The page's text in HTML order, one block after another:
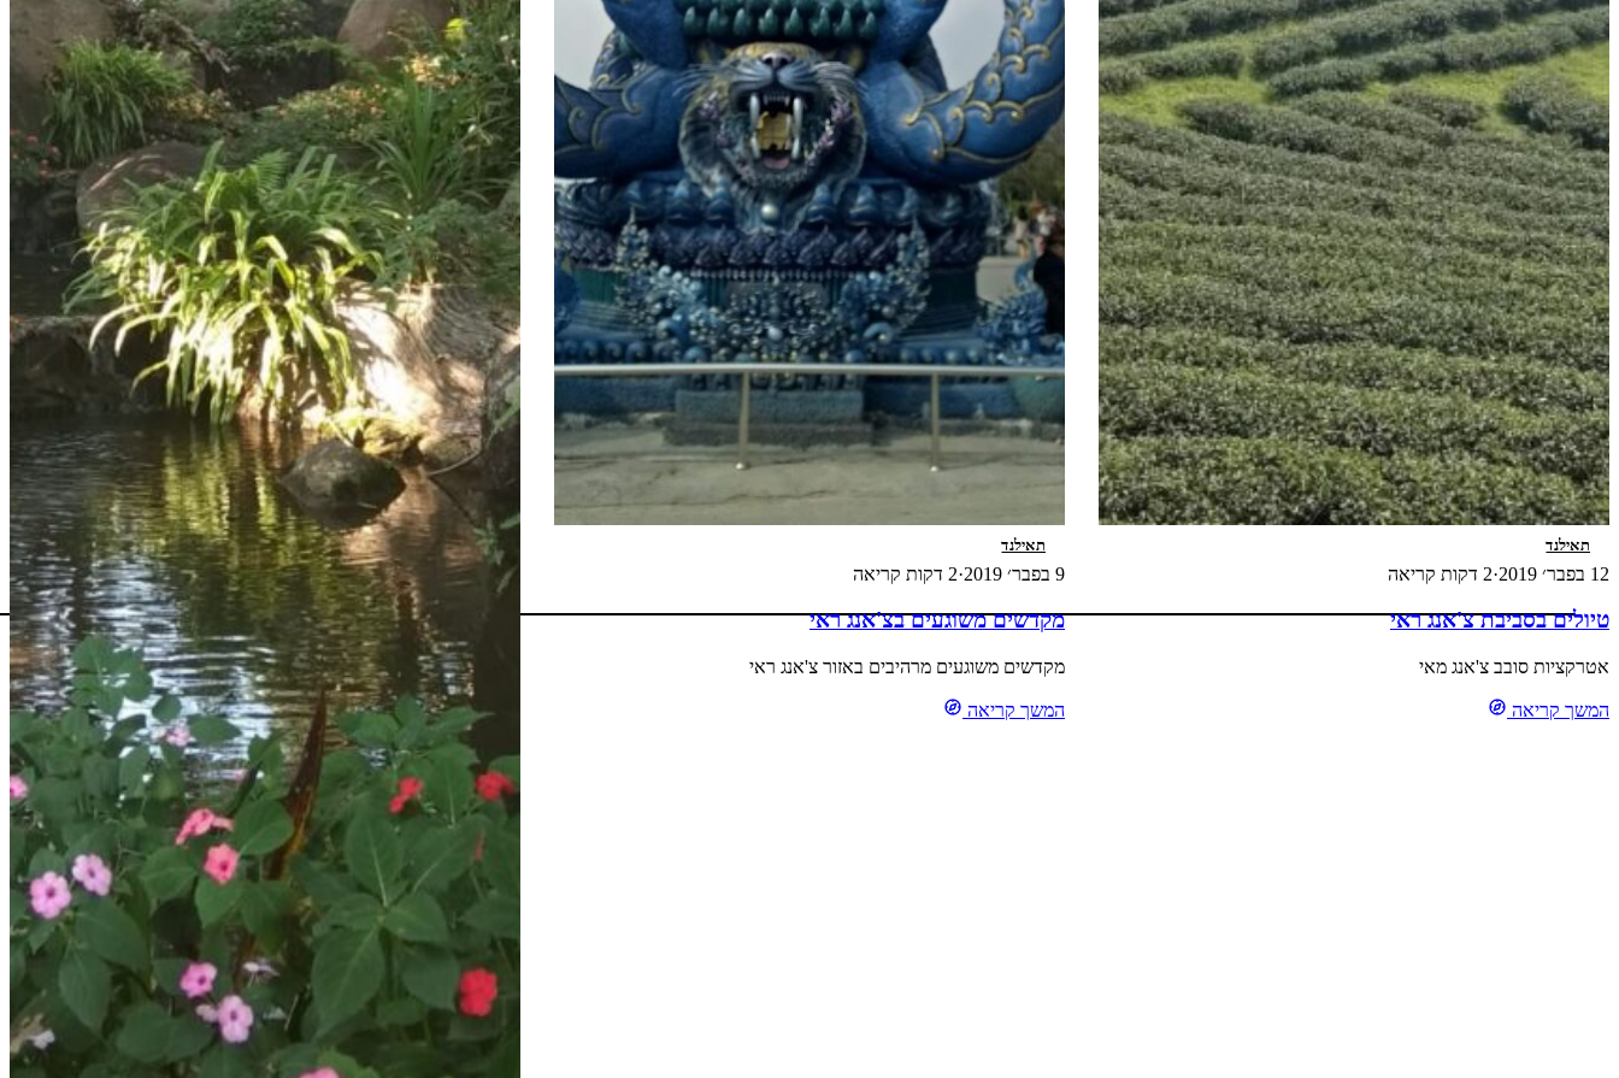
תאילנד
12 בפבר׳ 2019 ·2 דקות קריאה
טיולים בסביבת צ'אנג ראי
אטרקציות סובב צ'אנג מאי
המשך קריאה
תאילנד
9 בפבר׳ 2019 ·2 דקות קריאה
מקדשים משוגעים בצ'אנג ראי
מקדשים משוגעים מרהיבים באזור צ'אנג ראי
המשך קריאה